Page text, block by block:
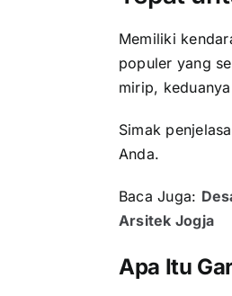
Memiliki
populer yang
mirip,
Simak
Anda.
Baca Juga:
Arsitek Jogja
Apa Itu